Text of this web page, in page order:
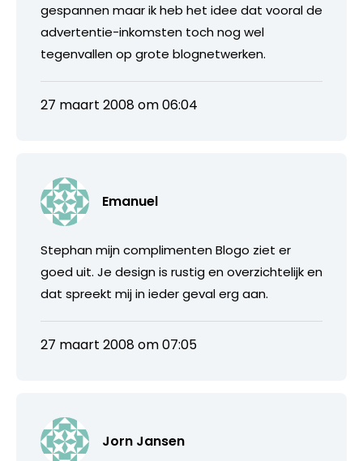
gespannen maar ik heb het idee dat vooral de
advertentie-inkomsten toch nog wel
tegenvallen op grote blognetwerken.
27 maart 2008 om 06:04
Emanuel
Stephan mijn complimenten Blogo ziet er
goed uit. Je design is rustig en overzichtelijk en
dat spreekt mij in ieder geval erg aan.
27 maart 2008 om 07:05
Jorn Jansen